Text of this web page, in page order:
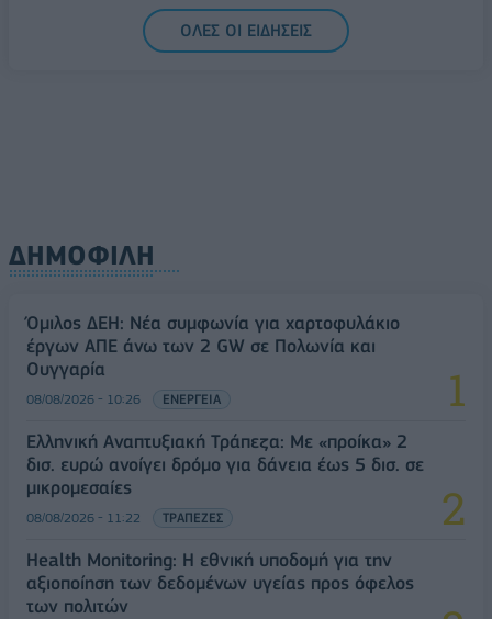
5G παντού, 6G στον ορίζοντα: Πού βρίσκεται η
Ελλάδα στη μεγάλη τεχνολογική μετάβαση
ΟΛΕΣ ΟΙ ΕΙΔΗΣΕΙΣ
ΔΗΜΟΦΙΛΗ
Όμιλος ΔΕΗ: Νέα συμφωνία για χαρτοφυλάκιο
έργων ΑΠΕ άνω των 2 GW σε Πολωνία και
Ουγγαρία
08/08/2026 - 10:26 ΕΝΕΡΓΕΙΑ
Ελληνική Αναπτυξιακή Τράπεζα: Με «προίκα» 2
δισ. ευρώ ανοίγει δρόμο για δάνεια έως 5 δισ. σε
μικρομεσαίες
08/08/2026 - 11:22 ΤΡΑΠΕΖΕΣ
Health Monitoring: Η εθνική υποδομή για την
αξιοποίηση των δεδομένων υγείας προς όφελος
των πολιτών